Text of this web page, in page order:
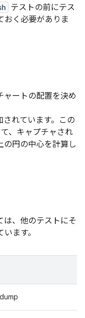
テストの前にテス
おく必要がありま
ャートの配置を決め
されています。この
、キャプチャされ
の円の中心を計算し
は、他のテストにそ
ます。